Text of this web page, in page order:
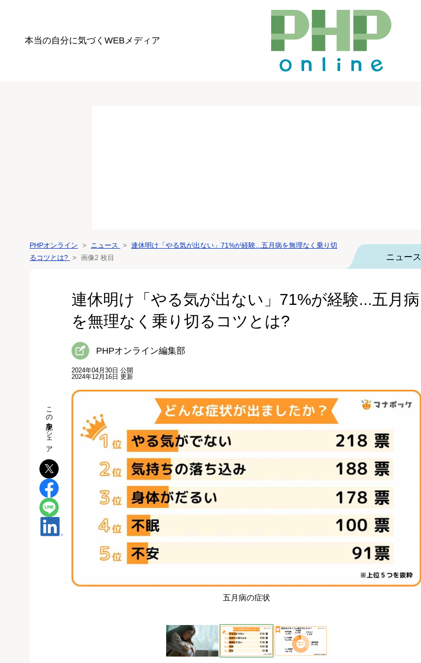
本当の自分に気づく WEBメディア
PHPオンライン ニュース
連休明け「やる気が出ない」71%が経験...五月病を無理なく乗り切
るコツとは?
画像2 枚目 ニュース
連休明け「やる気が出ない」71%が経験...五月病
を無理なく乗り切るコツとは?
PHPオンライン編集部
2024年04月30日 公開
2024年12月16日 更新
五月病の症状
この記事をシェア